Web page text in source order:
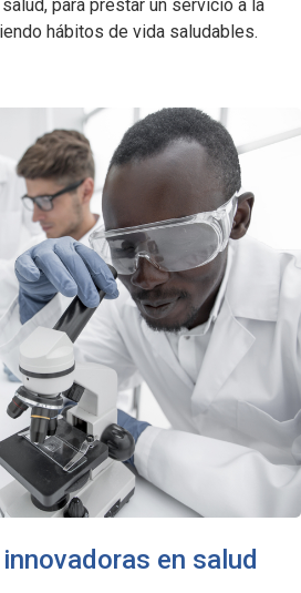
para prestar un servicio a la
hábitos de vida saludables.
en salud